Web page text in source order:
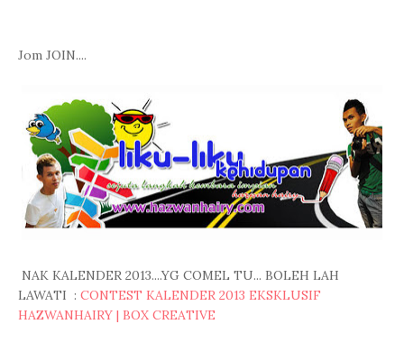
Jom JOIN....
NAK KALENDER 2013....YG COMEL TU... BOLEH LAH
LAWATI : CONTEST KALENDER 2013 EKSKLUSIF
HAZWANHAIRY | BOX CREATIVE